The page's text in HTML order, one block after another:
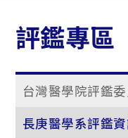
評鑑專區
台灣醫學院評鑑
長庚醫學系評鑑